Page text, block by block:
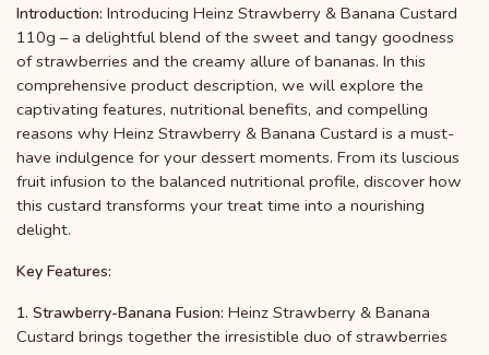
Introduction: Introducing Heinz Strawberry & Banana Custard
110g – a delightful blend of the sweet and tangy goodness
of strawberries and the creamy allure of bananas. In this
comprehensive product description, we will explore the
captivating features, nutritional benefits, and compelling
reasons why Heinz Strawberry & Banana Custard is a must-
have indulgence for your dessert moments. From its luscious
fruit infusion to the balanced nutritional profile, discover how
this custard transforms your treat time into a nourishing
delight.
Key Features:
1. Strawberry-Banana Fusion: Heinz Strawberry & Banana
Custard brings together the irresistible duo of strawberries